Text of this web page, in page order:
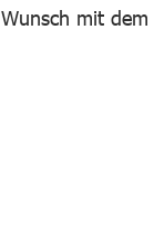
Wunsch mit